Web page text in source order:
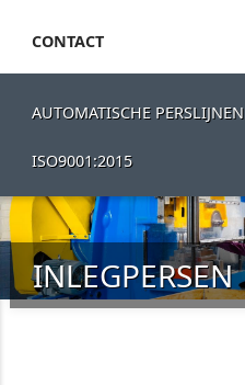
CONTACT
AUTOMATISCHE PERSLIJNEN
ISO9001:2015
INLEGPERSEN